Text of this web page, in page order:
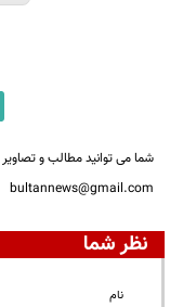
شما می توانید مطالب و
bultannews@gmail.com
نظر شما
نام